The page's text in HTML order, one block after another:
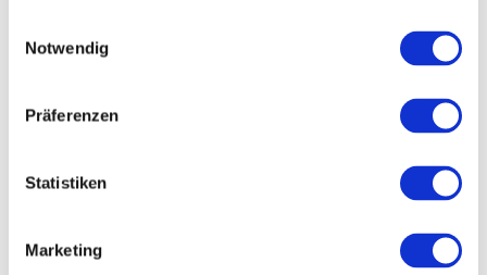
Notwendig
Präferenzen
Statistiken
Marketing
Verfügbare Videos für diesen Artikel